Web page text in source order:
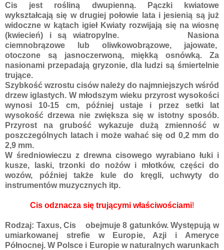
Cis jest rośliną dwupienną. Pączki kwiatowe
wykształcają się w drugiej połowie lata i jesienią są już
widoczne w kątach igieł Kwiaty rozwijają się na wiosnę
(kwiecień) i są wiatropylne. Nasiona
ciemnobrązowe lub oliwkowobrązowe, jajowate,
otoczone są jasnoczerwoną, miękką osnówką. Za
nasionami przepadają gryzonie, dla ludzi są śmiertelnie
trujące.
Szybkość wzrostu cisów należy do najmniejszych wśród
drzew iglastych. W młodszym wieku przyrost wysokości
wynosi 10-15 cm, później ustaje i przez setki lat
wysokość drzewa nie zwiększa się w istotny sposób.
Przyrost na grubość wykazuje dużą zmienność w
poszczególnych latach i może wahać się od 0,2 mm do
2,9 mm.
W średniowieczu z drewna cisowego wyrabiano łuki i
kusze, laski, trzonki do nożów i młotków, części do
wozów, później także kule do kręgli, uchwyty do
instrumentów muzycznych itp.
Cis odznacza się trującymi właściwościami!
Rodzaj: Taxus, Cis obejmuje 8 gatunków. Występują w
umiarkowanej strefie w Europie, Azji i Ameryce
Północnej. W Polsce i Europie w naturalnych warunkach